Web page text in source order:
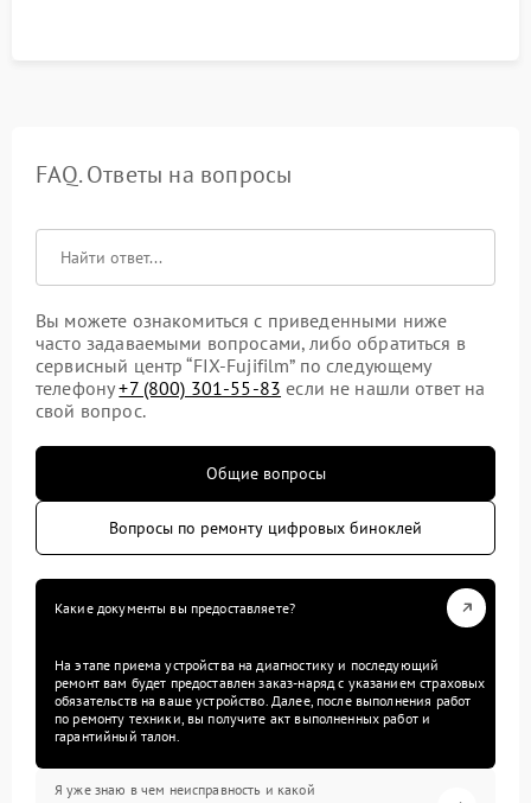
FAQ. Ответы на вопросы
Вы можете ознакомиться с приведенными ниже
часто задаваемыми вопросами, либо обратиться в
сервисный центр “FIX-Fujifilm” по следующему
телефону+7 (800) 301-55-83 если не нашли ответ на
свой вопрос.
Общие вопросы
Вопросы по ремонту цифровых биноклей
Какие документы вы предоставляете?
На этапе приема устройства на диагностику и последующий
ремонт вам будет предоставлен заказ-наряд с указанием страховых
обязательств на ваше устройство. Далее, после выполнения работ
по ремонту техники, вы получите акт выполненных работ и
гарантийный талон.
Я уже знаю в чем неисправность и какой